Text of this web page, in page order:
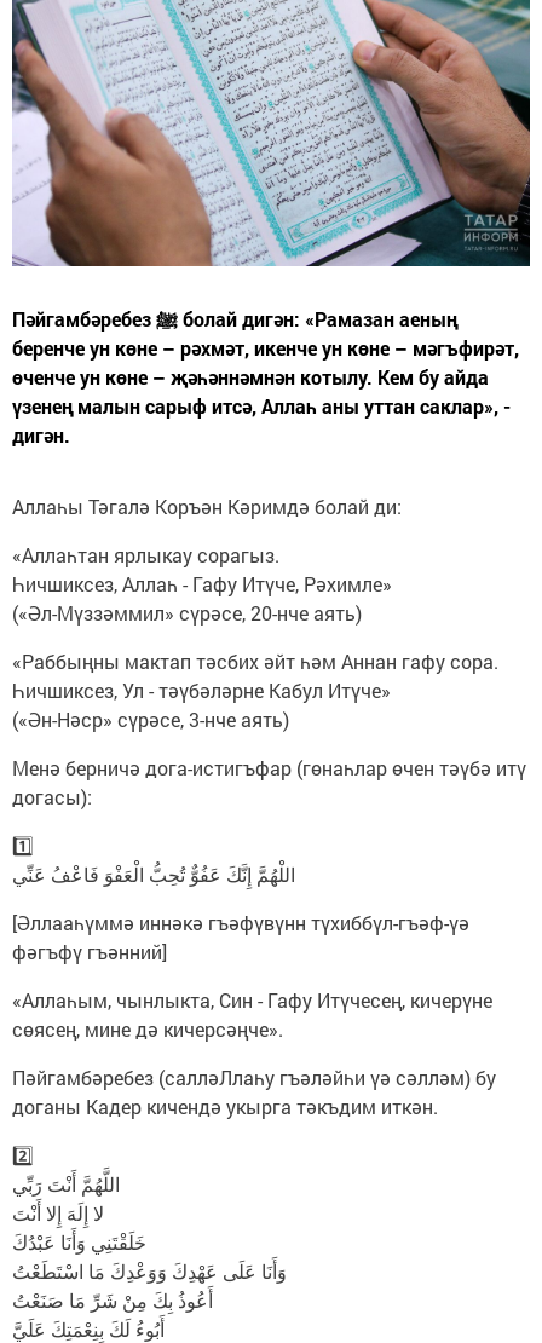
Пәйгамбәребез ﷺ болай дигән: «Рамазан аеның
беренче ун көне – рәхмәт, икенче ун көне – мәгъфирәт,
өченче ун көне – җәһәннәмнән котылу. Кем бу айда
үзенең малын сарыф итсә, Аллаһ аны уттан саклар», -
дигән.
Аллаһы Тәгалә Коръән Кәримдә болай ди:
«Аллаһтан ярлыкау сорагыз.
Һичшиксез, Аллаһ - Гафу Итүче, Рәхимле»
(«Әл-Мүззәммил» сүрәсе, 20-нче аять)
«Раббыңны мактап тәсбих әйт һәм Аннан гафу сора.
Һичшиксез, Ул - тәүбәләрне Кабул Итүче»
(«Ән-Нәср» сүрәсе, 3-нче аять)
Менә берничә дога-истигъфар (гөнаһлар өчен тәүбә итү
догасы):
1️⃣
اللْهُمَّ إِنَّكَ عَفُوٌّ تُحِبُّ الْعَفْوَ فَاعْفُ عَنِّي
[Әллааһүммә иннәкә гъәфүвүнн түхиббүл-гъәф-үә
фәгъфү гъәнний]
«Аллаһым, чынлыкта, Син - Гафу Итүчесең, кичерүне
сөясең, мине дә кичерсәңче».
Пәйгамбәребез (салләЛлаһу гъәләйһи үә сәлләм) бу
доганы Кадер кичендә укырга тәкъдим иткән.
2️⃣
اللَّهُمَّ أَنْتَ رَبِّي
لا إِلَهَ إِلا أَنْتَ
خَلَقْتَنِي وَأَنَا عَبْدُكَ
وَأَنَا عَلَى عَهْدِكَ وَوَعْدِكَ مَا اسْتَطَعْتُ
أَعُوذُ بِكَ مِنْ شَرِّ مَا صَنَعْتُ
أَبُوءُ لَكَ بِنِعْمَتِكَ عَلَيَّ